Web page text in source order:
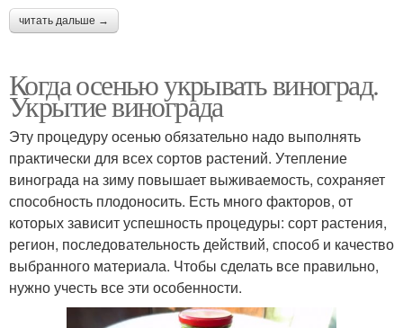
читать дальше →
Когда осенью укрывать виноград.
Укрытие винограда
Эту процедуру осенью обязательно надо выполнять
практически для всех сортов растений. Утепление
винограда на зиму повышает выживаемость, сохраняет
способность плодоносить. Есть много факторов, от
которых зависит успешность процедуры: сорт растения,
регион, последовательность действий, способ и качество
выбранного материала. Чтобы сделать все правильно,
нужно учесть все эти особенности.